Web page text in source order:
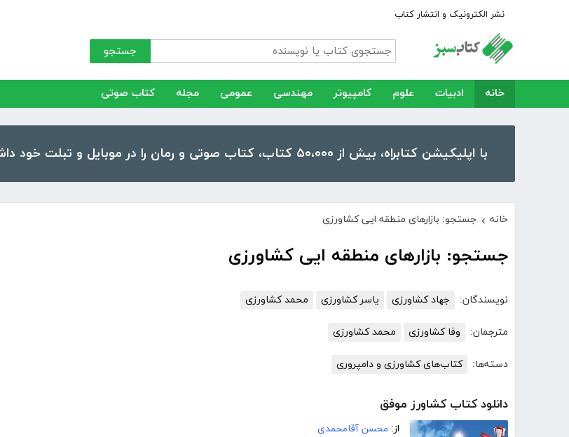
نشر الکترونیک و انتشار کتاب
جستجو
خانه ادبیات علوم کامپیوتر مهندسی عمومی مجله کتاب صوتی
با اپلیکیشن کتابراه، بیش از ۵۰،۰۰۰ کتاب، کتاب صوتی و رمان را در موبایل و تبلت خود داشته باشید!
خانه › جستجو: بازارهای منطقه ایی کشاورزی
جستجو: بازارهای منطقه ایی کشاورزی
نویسندگان: جهاد کشاورزی یاسر کشاورزی محمد کشاورزی
مترجمان: وفا کشاورزی محمد کشاورزی
دسته‌ها: کتاب‌های کشاورزی و دامپروری
دانلود کتاب کشاورز موفق
از: محسن آقامحمدی